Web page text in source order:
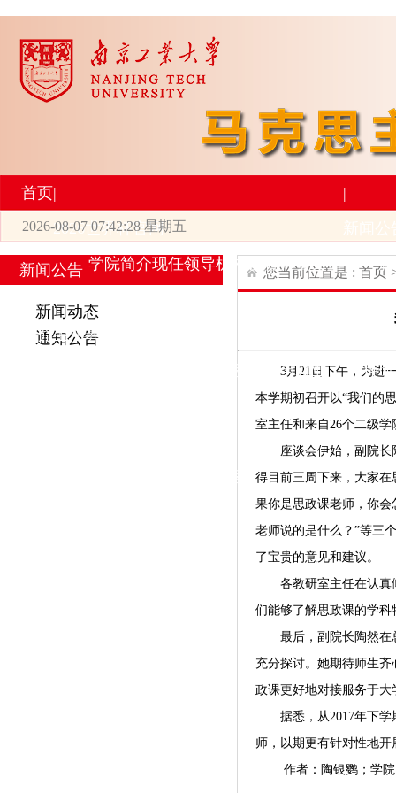
首页|
2026世界杯官网
学院简介现任领导机构设置师资力量
|
研究生培养
学生活动 招生与就业
科
工会活动
2026-08-07 07:42:28 星期五
新闻公告
新闻动态
通知公告
您当前位置是 : 首页
3月21日下午，为进
本学期初召开以“我们的
室主任和来自26个二级
座谈会伊始，副院
得目前三周下来，大家
果你是思政课老师，你
老师说的是什么？”等三
了宝贵的意见和建议。
各教研室主任在认
们能够了解思政课的学
最后，副院长陶然
充分探讨。她期待师生齐
政课更好地对接服务于
据悉，从 2017年下
师，以期更有针对性地
作者：陶银鹦；学